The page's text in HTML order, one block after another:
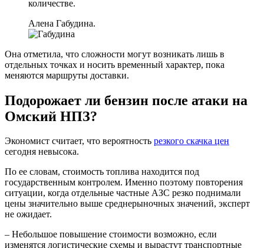
количестве.
Алена Габудина.
Она отметила, что сложности могут возникать лишь в
отдельных точках и носить временный характер, пока
меняются маршруты доставки.
Подорожает ли бензин после атаки на
Омский НПЗ?
Экономист считает, что вероятность резкого скачка цен
сегодня невысока.
По ее словам, стоимость топлива находится под
государственным контролем. Именно поэтому повторения
ситуации, когда отдельные частные АЗС резко поднимали
цены значительно выше среднерыночных значений, эксперт
не ожидает.
– Небольшое повышение стоимости возможно, если
изменятся логистические схемы и вырастут транспортные